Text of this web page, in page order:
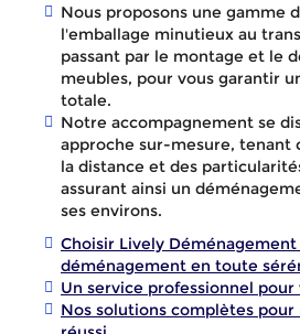
Nous proposons une gamme
l'emballage minutieux au
passant par le montage et le
meubles, pour vous garantir
totale.
Notre accompagnement se
approche sur-mesure, tenant
la distance et des
assurant ainsi un
ses environs.
Choisir Lively
déménagement en toute
Un service professionnel
Nos solutions complètes